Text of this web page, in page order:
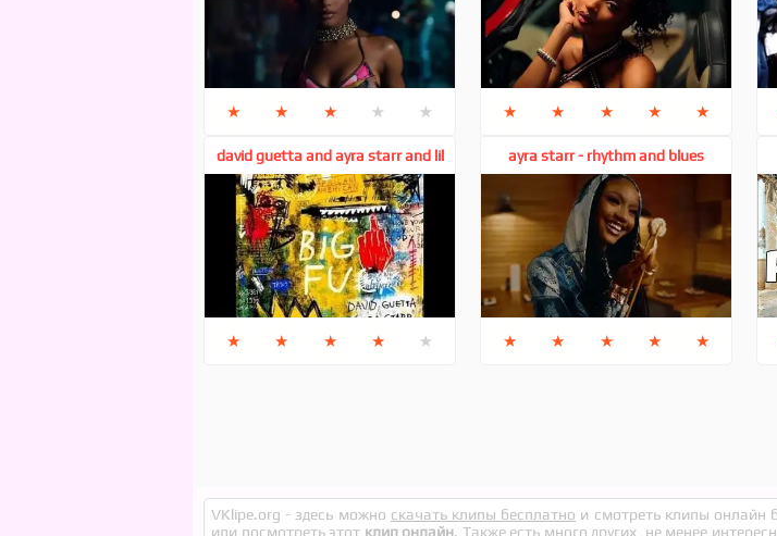
★ ★ ★ ★ ★ ★ ★ ★ ★ ★
david guetta and ayra starr and lil
durk - big fu
★ ★ ★ ★ ★
ayra starr - rhythm and blues
★ ★ ★ ★ ★
VKlipe.org - здесь можно скачать клипы бесплатно и смотреть клипы онлайн
или посмотреть этот клип онлайн. Также есть много других, не менее